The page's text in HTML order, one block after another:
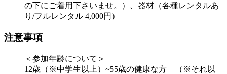
の下にご着用下さいませ。）、器材（各種レンタルあ
り/フルレンタル 4,000円）
注意事項
＜参加年齢について＞
12歳（※中学生以上）~55歳の健康な方 （※それ以